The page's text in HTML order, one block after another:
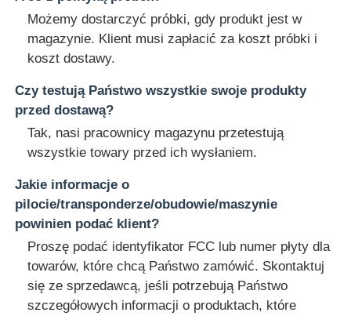
Możemy dostarczyć próbki, gdy produkt jest w
magazynie. Klient musi zapłacić za koszt próbki i
koszt dostawy.
Czy testują Państwo wszystkie swoje produkty
przed dostawą?
Tak, nasi pracownicy magazynu przetestują
wszystkie towary przed ich wysłaniem.
Jakie informacje o
pilocie/transponderze/obudowie/maszynie
powinien podać klient?
Proszę podać identyfikator FCC lub numer płyty dla
towarów, które chcą Państwo zamówić. Skontaktuj
się ze sprzedawcą, jeśli potrzebują Państwo
szczegółowych informacji o produktach, które